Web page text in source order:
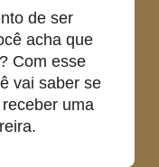
de ser
acha que
Com esse
vai saber se
uma